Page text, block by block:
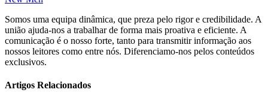
Somos uma equipa dinâmica, que preza pelo rigor e credibilidade. A
união ajuda-nos a trabalhar de forma mais proativa e eficiente. A
comunicação é o nosso forte, tanto para transmitir informação aos
nossos leitores como entre nós. Diferenciamo-nos pelos conteúdos
exclusivos.
Artigos Relacionados